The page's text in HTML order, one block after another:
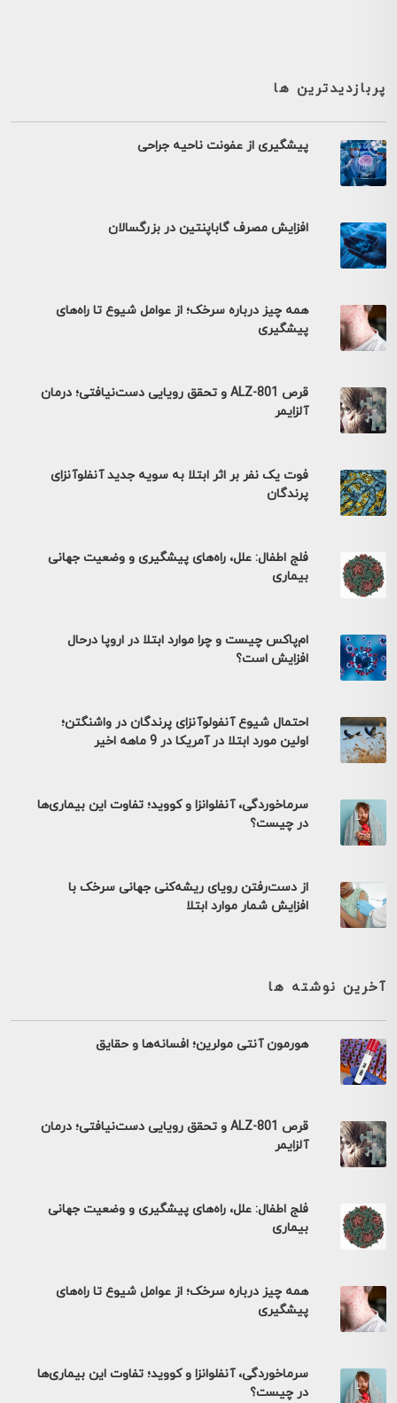
پربازدیدترین ها
پیشگیری از عفونت ناحیه جراحی
افزایش مصرف گاباپنتین در بزرگسالان
همه چیز درباره سرخک؛ از عوامل شیوع تا راه‌های
پیشگیری
قرص ALZ-801 و تحقق رویایی دست‌نیافتی؛ درمان
آلزایمر
فوت یک نفر بر اثر ابتلا به سویه جدید آنفلوآنزای
پرندگان
فلج اطفال: علل، راه‌های پیشگیری و وضعیت جهانی
بیماری
ام‌پاکس چیست و چرا موارد ابتلا در اروپا درحال
افزایش است؟
احتمال شیوع آنفولوآنزای پرندگان در واشنگتن؛
اولین مورد ابتلا در آمریکا در 9 ماهه اخیر
سرماخوردگی، آنفلوانزا و کووید؛ تفاوت این بیماری‌ها
در چیست؟
از دست‌رفتن رویای ریشه‌کنی جهانی سرخک با
افزایش شمار موارد ابتلا
آخرین نوشته ها
هورمون آنتی مولرین؛ افسانه‌ها و حقایق
قرص ALZ-801 و تحقق رویایی دست‌نیافتی؛ درمان
آلزایمر
فلج اطفال: علل، راه‌های پیشگیری و وضعیت جهانی
بیماری
همه چیز درباره سرخک؛ از عوامل شیوع تا راه‌های
پیشگیری
سرماخوردگی، آنفلوانزا و کووید؛ تفاوت این بیماری‌ها
در چیست؟